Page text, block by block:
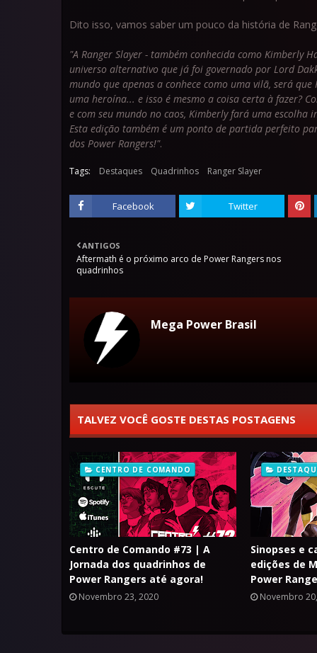
Dito isso, vamos saber um pouco da história de
"A Ranger Slayer - também conhecida como Kimberly
universo alternativo que já foi governado por Lord
mundo que apenas a conhece como uma vilã, será
uma heroína... e isso é mesmo a coisa certa à fazer?
e com seu mundo no caos, Kimberly fará uma escolha
Esta edição também é um ponto de partida perfeito
dos Power Rangers!".
Tags: Destaques Quadrinhos Ranger Slayer
Facebook Twitter
ANTIGOS
Aftermath é o próximo arco de Power Rangers nos
quadrinhos
Mega Power Brasil
TALVEZ VOCÊ GOSTE DESTAS POSTAGENS
CENTRO DE COMANDO
Centro de Comando #73 | A
Jornada dos quadrinhos de
Power Rangers até agora!
Novembro 23, 2020
Sinopses e
edições de
Power
Novembro